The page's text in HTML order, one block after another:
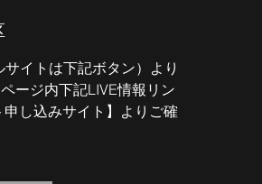
イトは下記ボタン）より
ージ内下記LIVE情報リン
し込みサイト】よりご確